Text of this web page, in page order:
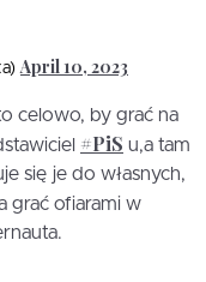
April 10, 2023
celowo, by grać na
#PiS u,a tam
się je do własnych,
grać ofiarami w